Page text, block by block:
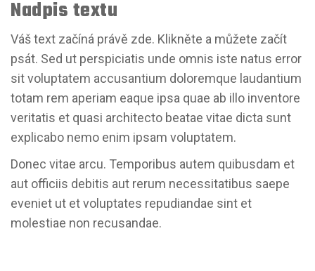
Nadpis textu
Váš text začíná právě zde. Klikněte a můžete začít
psát. Sed ut perspiciatis unde omnis iste natus error
sit voluptatem accusantium doloremque laudantium
totam rem aperiam eaque ipsa quae ab illo inventore
veritatis et quasi architecto beatae vitae dicta sunt
explicabo nemo enim ipsam voluptatem.
Donec vitae arcu. Temporibus autem quibusdam et
aut officiis debitis aut rerum necessitatibus saepe
eveniet ut et voluptates repudiandae sint et
molestiae non recusandae.